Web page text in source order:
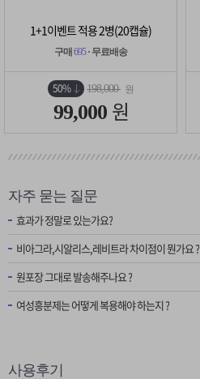
1+1이벤트 적용 2병(20캡슐)
구매 695· 무료배송
50% 198,000 원
99,000 원
자주 묻는 질문
효과가 정말로 있는가요?
비아그라,시알리스,레비트라 차이점이 뭔가요 ?
원포장 그대로 발송해주나요 ?
여성흥분제는 어떻게 복용해야 하는지 ?
사용후기